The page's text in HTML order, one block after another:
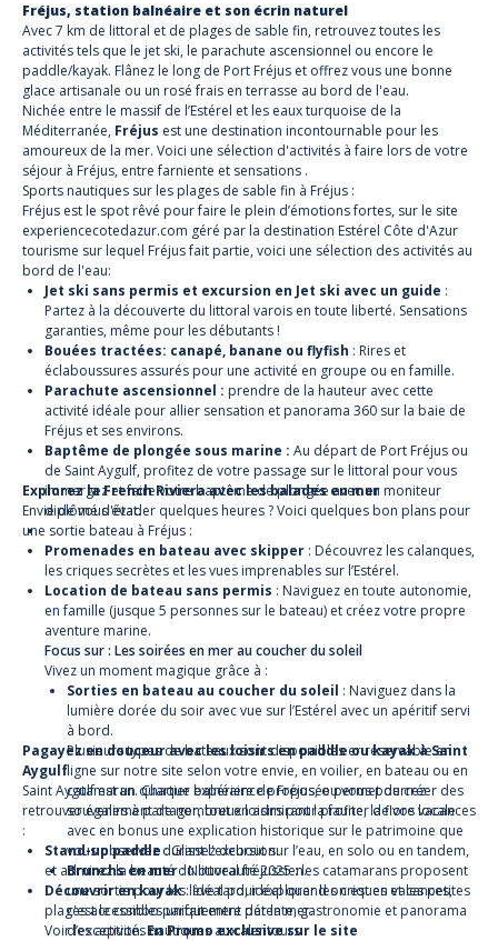
Fréjus, station balnéaire et son écrin naturel
Avec 7 km de littoral et de plages de sable fin, retrouvez toutes les
activités tels que le jet ski, le parachute ascensionnel ou encore le
paddle/kayak. Flânez le long de Port Fréjus et offrez vous une bonne
glace artisanale ou un rosé frais en terrasse au bord de l'eau.
Nichée entre le massif de l’Estérel et les eaux turquoise de la
Méditerranée, Fréjus est une destination incontournable pour les
amoureux de la mer. Voici une sélection d'activités à faire lors de votre
séjour à Fréjus, entre farniente et sensations .
Sports nautiques sur les plages de sable fin à Fréjus :
Fréjus est le spot rêvé pour faire le plein d’émotions fortes, sur le site
experiencecotedazur.com géré par la destination Estérel Côte d'Azur
tourisme sur lequel Fréjus fait partie, voici une sélection des activités au
bord de l'eau:
Jet ski sans permis et excursion en Jet ski avec un guide :
Partez à la découverte du littoral varois en toute liberté. Sensations
garanties, même pour les débutants !
Bouées tractées: canapé, banane ou flyfish : Rires et
éclaboussures assurés pour une activité en groupe ou en famille.
Parachute ascensionnel : prendre de la hauteur avec cette
activité idéale pour allier sensation et panorama 360 sur la baie de
Fréjus et ses environs.
Baptême de plongée sous marine : Au départ de Port Fréjus ou
de Saint Aygulf, profitez de votre passage sur le littoral pour vous
immergez et faire votre baptême de plongée avec un moniteur
diplômé d'état.
Explorez la French Riviera avec les balades en mer
Envie de vous évader quelques heures ? Voici quelques bon plans pour
une sortie bateau à Fréjus :
Promenades en bateau avec skipper : Découvrez les calanques,
les criques secrètes et les vues imprenables sur l’Estérel.
Location de bateau sans permis : Naviguez en toute autonomie,
en famille (jusque 5 personnes sur le bateau) et créez votre propre
aventure marine.
Focus sur : Les soirées en mer au coucher du soleil
Vivez un moment magique grâce à :
Sorties en bateau au coucher du soleil : Naviguez dans la
lumière dorée du soir avec vue sur l’Estérel avec un apéritif servi
à bord.
Plusieurs types de bateaux sont disponibles er réservable en
ligne sur notre site selon votre envie, en voilier, en bateau ou en
catamaran. Chaque expérience proposée permet de créer des
souvenirs à partager, tout en admirant la faune, la flore locale
avec en bonus une explication historique sur le patrimoine que
vous observez durant l'excursion.
Brunchs en mer: Nouveauté 2025 : les catamarans proposent
une sortie pour les lève tard, idéal quand on est en vacances,
c'est le combo parfait entre détente, gastronomie et panorama
d’exception.En Promo exclusive sur le site
Pagayez en douceur avec les loisirs en paddle ou kayak à Saint
Aygulf
Saint Aygulf est un quartier balnéaire de Fréjus, ou vous pourrez
retrouver également de nombreux loisirs pour profiter de vos vacances
:
Stand-up paddle:Glissez debout sur l’eau, en solo ou en tandem,
et admirez la beauté du littoral fréjussien.
Découvrir en kayak: Idéal pour explorer les criques et les petites
plages accessibles uniquement par la mer.
Voir les activités nautiques aux alentours